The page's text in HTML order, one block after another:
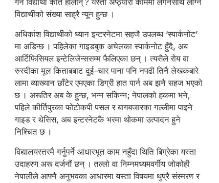
गर्ने विद्यार्थी कति होलान् ? यस्ता अप्ठ्यारा काममा लगनसाथ लाग्ने
विद्यार्थीको संख्या साह्रै न्यून हुन्छ ।
अधिकांश विद्यार्थीको ध्यान इन्टरनेटमा सहजै उपलब्ध ‘स्पार्कनोट’
मा अडिन्छ । पहिलेका गाइडबुक अचेलका स्पार्कनोट हुँदै, अब
आर्टिफिसियल इन्टेलिजेन्ससम्म फैलिएका छन् । त्यसैले रोय वा
रुस्दीका मूल किताबबाट दुई–चार पाना पनि नपढी तिनै लेखकबारे
लामा व्याख्यान छाँटेर एमएका डिग्री हात पार्न अब झनै सहज भएको
छ । अरूतिर अब के हुन्छ, भन्न सकिन्न; नेपालको हकमा भने,
पहिले कीर्तिपुरका फोटोकपी पसल र बागबजारका गल्लीमा पाइने
गाइड र थेसिस, अब इन्टरनेटकै भरमा थोकमा उत्पादन हुने
निश्चित छ ।
विद्यालयस्तरमै गर्नुपर्ने आधारभूत काम नहुँदा थिति बिग्रेका यस्ता
उदाहरण अरू दर्जनौं छन् । तल्लो वा निम्नमध्यमवर्गीय जोकोही
नेपालीले आफ्नै अनुभवका आधारमा यस्ता विषयमा थुप्रै संस्मरण र